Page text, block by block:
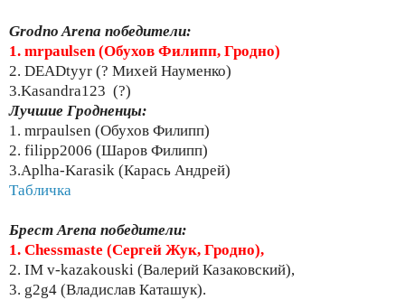
Grodno Arena победители:
1. mrpaulsen (Обухов Филипп, Гродно)
2. DEADtyyr (? Михей Науменко)
3.Kasandra123 (?)
Лучшие Гродненцы:
1. mrpaulsen (Обухов Филипп)
2. filipp2006 (Шаров Филипп)
3.Aplha-Karasik (Карась Андрей)
Табличка
Брест Arena победители:
1. Chessmaste (Сергей Жук, Гродно),
2. IM v-kazakouski (Валерий Казаковский),
3. g2g4 (Владислав Каташук).